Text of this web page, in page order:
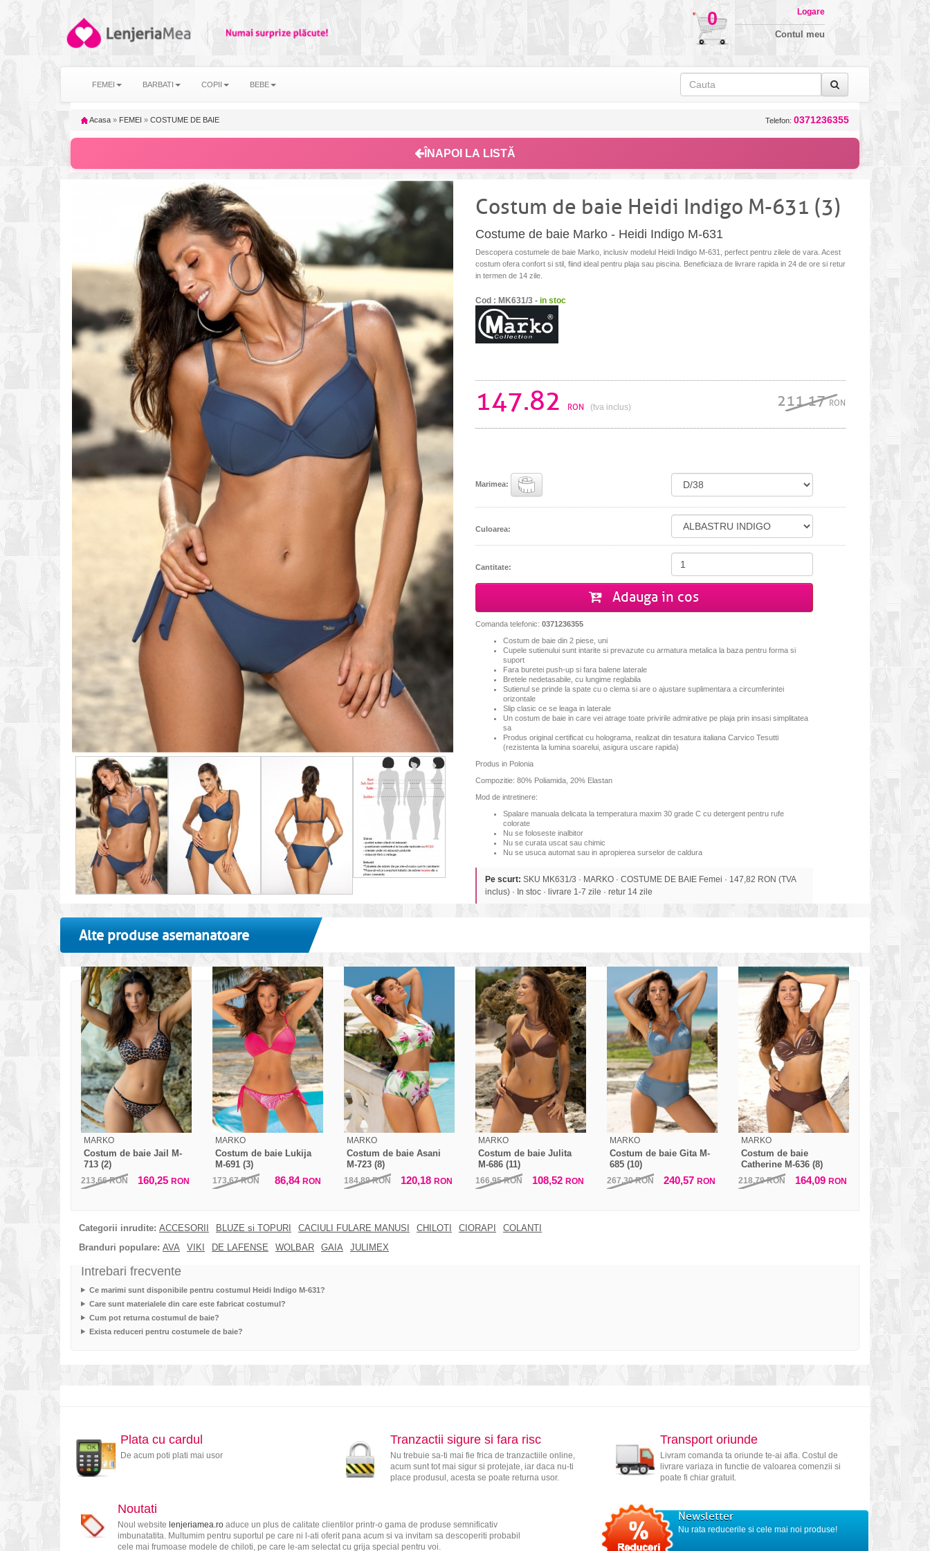
0 Logare
Contul meu
FEMEI BARBATI COPII BEBE
Acasa » FEMEI » COSTUME DE BAIE Telefon: 0371236355
ÎNAPOI LA LISTĂ
Costum de baie Heidi Indigo M-631 (3)
Costume de baie Marko - Heidi Indigo M-631
Descopera costumele de baie Marko, inclusiv modelul Heidi Indigo M-631, perfect pentru zilele de vara. Acest
costum ofera confort si stil, fiind ideal pentru plaja sau piscina. Beneficiaza de livrare rapida in 24 de ore si retur
in termen de 14 zile.
Cod : MK631/3 - in stoc
147.82 RON (tva inclus) 211.17RON
Marimea:
Culoarea:
Cantitate:
Adauga in cos
Comanda telefonic: 0371236355
Costum de baie din 2 piese, uni
Cupele sutienului sunt intarite si prevazute cu armatura metalica la baza pentru forma si
suport
Fara buretei push-up si fara balene laterale
Bretele nedetasabile, cu lungime reglabila
Sutienul se prinde la spate cu o clema si are o ajustare suplimentara a circumferintei
orizontale
Slip clasic ce se leaga in laterale
Un costum de baie in care vei atrage toate privirile admirative pe plaja prin insasi simplitatea
sa
Produs original certificat cu holograma, realizat din tesatura italiana Carvico Tesutti
(rezistenta la lumina soarelui, asigura uscare rapida)
Produs in Polonia
Compozitie: 80% Poliamida, 20% Elastan
Mod de intretinere:
Spalare manuala delicata la temperatura maxim 30 grade C cu detergent pentru rufe
colorate
Nu se foloseste inalbitor
Nu se curata uscat sau chimic
Nu se usuca automat sau in apropierea surselor de caldura
Pe scurt: SKU MK631/3 · MARKO · COSTUME DE BAIE Femei · 147,82 RON (TVA
inclus) · In stoc · livrare 1-7 zile · retur 14 zile
Alte produse asemanatoare
MARKO
Costum de baie Jail M-
713 (2)
213,66RON 160,25 RON
MARKO
Costum de baie Lukija
M-691 (3)
173,67RON 86,84 RON
MARKO
Costum de baie Asani
M-723 (8)
184,89RON 120,18 RON
MARKO
Costum de baie Julita
M-686 (11)
166,95RON 108,52 RON
MARKO
Costum de baie Gita M-
685 (10)
267,30RON 240,57 RON
MARKO
Costum de baie
Catherine M-636 (8)
218,79RON 164,09 RON
Categorii inrudite: ACCESORII BLUZE si TOPURI CACIULI FULARE MANUSI CHILOTI CIORAPI
COLANTI
Branduri populare: AVA VIKI DE LAFENSE WOLBAR GAIA JULIMEX
Intrebari frecvente
Ce marimi sunt disponibile pentru costumul Heidi Indigo M-631?
Care sunt materialele din care este fabricat costumul?
Cum pot returna costumul de baie?
Exista reduceri pentru costumele de baie?
Plata cu cardul
De acum poti plati mai usor
Tranzactii sigure si fara risc
Nu trebuie sa-ti mai fie frica de tranzactiile online,
acum sunt tot mai sigur si protejate, iar daca nu-ti
place produsul, acesta se poate returna usor.
Transport oriunde
Livram comanda ta oriunde te-ai afla. Costul de
livrare variaza in functie de valoarea comenzii si
poate fi chiar gratuit.
Noutati
Noul website lenjeriamea.roaduce un plus de calitate clientilor printr-o gama de produse semnificativ
imbunatatita. Multumim pentru suportul pe care ni l-ati oferit pana acum si va invitam sa descoperiti probabil
cele mai frumoase modele de chiloti, pe care le-am selectat cu grija special pentru voi.
Newsletter
Nu rata reducerile si cele mai noi produse!